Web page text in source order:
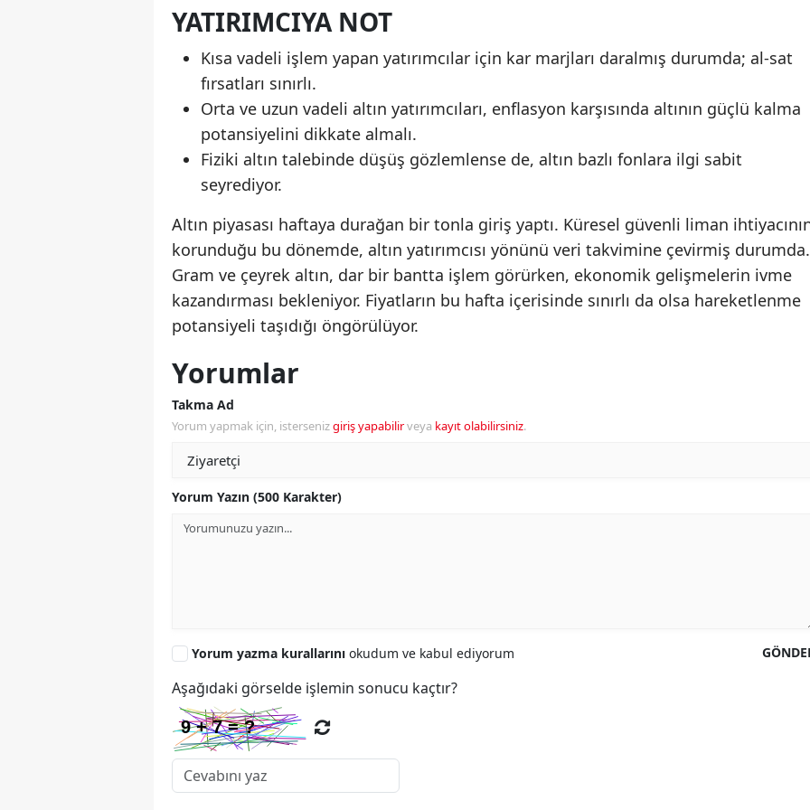
YATIRIMCIYA NOT
Kısa vadeli işlem yapan yatırımcılar için kar marjları daralmış durumda; al-sat
fırsatları sınırlı.
Orta ve uzun vadeli altın yatırımcıları, enflasyon karşısında altının güçlü kalma
potansiyelini dikkate almalı.
Fiziki altın talebinde düşüş gözlemlense de, altın bazlı fonlara ilgi sabit
seyrediyor.
Altın piyasası haftaya durağan bir tonla giriş yaptı. Küresel güvenli liman
korunduğu bu dönemde, altın yatırımcısı yönünü veri takvimine çevirmiş durumda.
Gram ve çeyrek altın, dar bir bantta işlem görürken, ekonomik gelişmelerin ivme
kazandırması bekleniyor. Fiyatların bu hafta içerisinde sınırlı da olsa hareketlenme
potansiyeli taşıdığı öngörülüyor.
Yorumlar
Takma Ad
Yorum yapmak için, istersenizgiriş yapabilirveya kayıt olabilirsiniz.
Yorum Yazın (500 Karakter)
Yorum yazma kurallarını okudum ve kabul ediyorum
Aşağıdaki görselde işlemin sonucu kaçtır?